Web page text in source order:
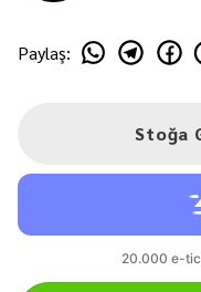
Paylaş:
Stoğa